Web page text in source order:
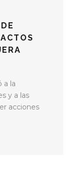
a la
y a las
acciones